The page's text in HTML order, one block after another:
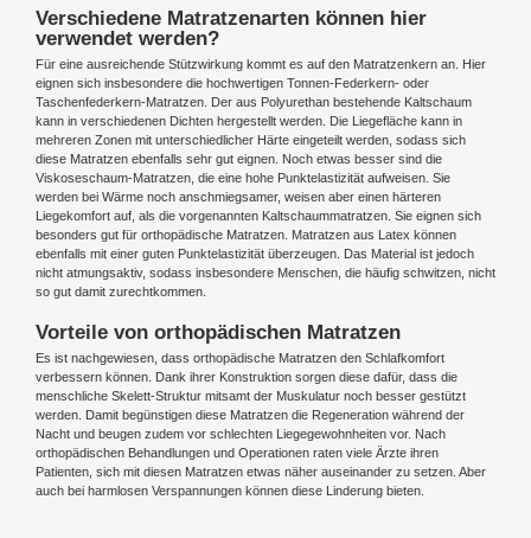
Verschiedene Matratzenarten können hier
verwendet werden?
Für eine ausreichende Stützwirkung kommt es auf den Matratzenkern an. Hier
eignen sich insbesondere die hochwertigen Tonnen-Federkern- oder
Taschenfederkern-Matratzen. Der aus Polyurethan bestehende Kaltschaum
kann in verschiedenen Dichten hergestellt werden. Die Liegefläche kann in
mehreren Zonen mit unterschiedlicher Härte eingeteilt werden, sodass sich
diese Matratzen ebenfalls sehr gut eignen. Noch etwas besser sind die
Viskoseschaum-Matratzen, die eine hohe Punktelastizität aufweisen. Sie
werden bei Wärme noch anschmiegsamer, weisen aber einen härteren
Liegekomfort auf, als die vorgenannten Kaltschaummatratzen. Sie eignen sich
besonders gut für orthopädische Matratzen. Matratzen aus Latex können
ebenfalls mit einer guten Punktelastizität überzeugen. Das Material ist jedoch
nicht atmungsaktiv, sodass insbesondere Menschen, die häufig schwitzen, nicht
so gut damit zurechtkommen.
Vorteile von orthopädischen Matratzen
Es ist nachgewiesen, dass orthopädische Matratzen den Schlafkomfort
verbessern können. Dank ihrer Konstruktion sorgen diese dafür, dass die
menschliche Skelett-Struktur mitsamt der Muskulatur noch besser gestützt
werden. Damit begünstigen diese Matratzen die Regeneration während der
Nacht und beugen zudem vor schlechten Liegegewohnheiten vor. Nach
orthopädischen Behandlungen und Operationen raten viele Ärzte ihren
Patienten, sich mit diesen Matratzen etwas näher auseinander zu setzen. Aber
auch bei harmlosen Verspannungen können diese Linderung bieten.